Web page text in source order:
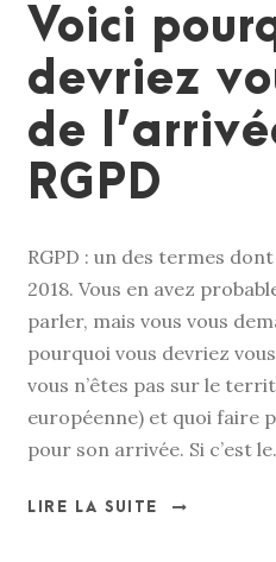
Voici
devriez
de
RGPD
RGPD : un des termes
2018. Vous en avez
parler, mais vous vous
pourquoi vous devriez
vous n’êtes pas sur le
européenne) et quoi faire
pour son arrivée. Si c’est
LIRE LA SUITE